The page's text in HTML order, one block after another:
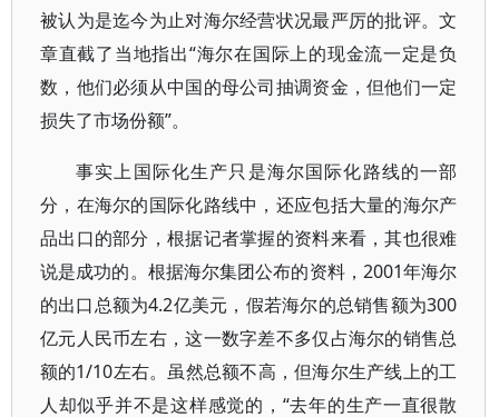
被认为是迄今为止对海尔经营状况最严厉的批评。文
章直截了当地指出“海尔在国际上的现金流一定是负
数，他们必须从中国的母公司抽调资金，但他们一定
损失了市场份额”。
事实上国际化生产只是海尔国际化路线的一部
分，在海尔的国际化路线中，还应包括大量的海尔产
品出口的部分，根据记者掌握的资料来看，其也很难
说是成功的。根据海尔集团公布的资料，2001年海尔
的出口总额为4.2亿美元，假若海尔的总销售额为300
亿元人民币左右，这一数字差不多仅占海尔的销售总
额的1/10左右。虽然总额不高，但海尔生产线上的工
人却似乎并不是这样感觉的，“去年的生产一直很散